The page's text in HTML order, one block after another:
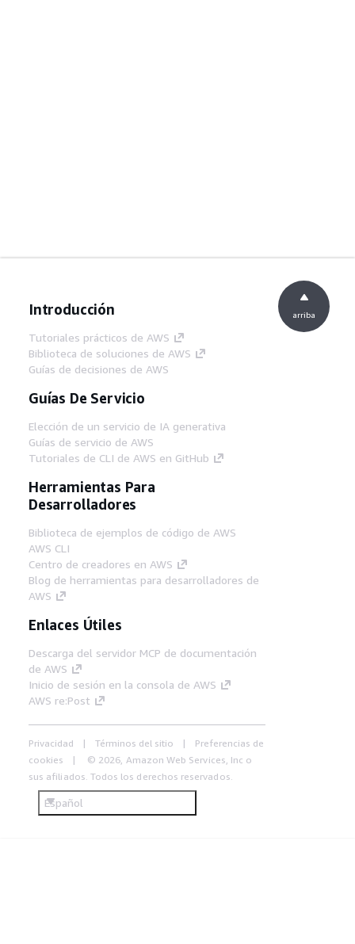
Introducción
Tutoriales prácticos de AWS
Biblioteca de soluciones de AWS
Guías de decisiones de AWS
Guías De Servicio
Elección de un servicio de IA generativa
Guías de servicio de AWS
Tutoriales de CLI de AWS en GitHub
Herramientas Para
Desarrolladores
Biblioteca de ejemplos de código de AWS
AWS CLI
Centro de creadores en AWS
Blog de herramientas para desarrolladores de
AWS
Enlaces Útiles
Descarga del servidor MCP de documentación
de AWS
Inicio de sesión en la consola de AWS
AWS re:Post
Privacidad Términos del sitio
Preferencias de
cookies
© 2026, Amazon Web Services, Inc o
sus afiliados. Todos los derechos reservados.
Español
arriba